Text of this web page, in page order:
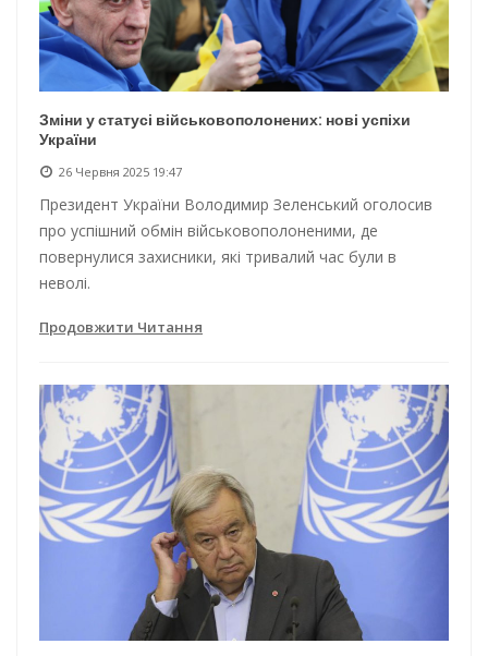
Зміни у статусі військовополонених: нові успіхи
України
26 Червня 2025 19:47
Президент України Володимир Зеленський оголосив
про успішний обмін військовополоненими, де
повернулися захисники, які тривалий час були в
неволі.
Продовжити Читання